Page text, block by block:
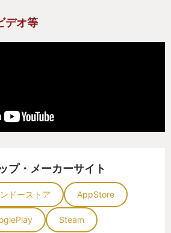
・ホームズへの愛を感じる
くのもまた楽しい。
何回投げられてもいい
デオ等
プ・メーカーサイト
ドーストア AppStore
Steam